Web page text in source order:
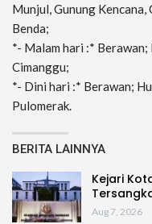
Munjul, Gunung
Benda;
*- Malam hari :* Berawan;
Cimanggu;
*- Dini hari :* Berawan;
Pulomerak.
BERITA LAINNYA
Kejari
Aug 7, 2026